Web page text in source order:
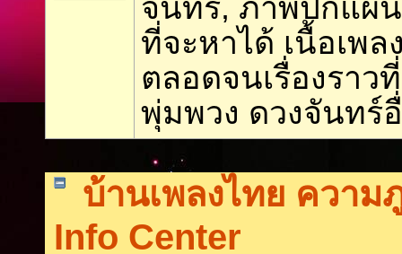
จันทร์, ภาพปกแผ่น
ที่จะหาได้ เนื้อเพล
ตลอดจนเรื่องราว
พุ่มพวง ดวงจันทร์
บ้านเพลงไทย ความ
Info Center